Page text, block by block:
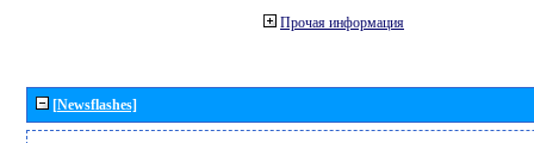
Прочая информация
[Newsflashes]